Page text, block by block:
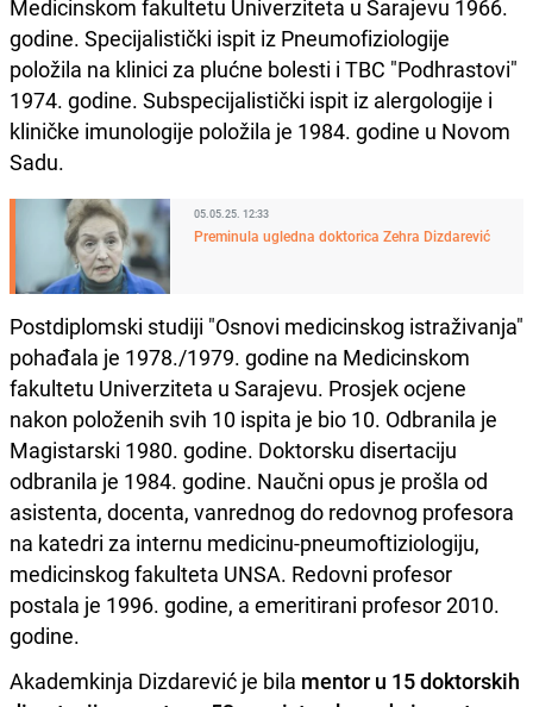
Medicinskom fakultetu Univerziteta u Sarajevu 1966.
godine. Specijalistički ispit iz Pneumofiziologije
položila na klinici za plućne bolesti i TBC "Podhrastovi"
1974. godine. Subspecijalistički ispit iz alergologije i
kliničke imunologije položila je 1984. godine u Novom
Sadu.
05.05.25. 12:33
Preminula ugledna doktorica Zehra Dizdarević
Postdiplomski studiji "Osnovi medicinskog istraživanja"
pohađala je 1978./1979. godine na Medicinskom
fakultetu Univerziteta u Sarajevu. Prosjek ocjene
nakon položenih svih 10 ispita je bio 10. Odbranila je
Magistarski 1980. godine. Doktorsku disertaciju
odbranila je 1984. godine. Naučni opus je prošla od
asistenta, docenta, vanrednog do redovnog profesora
na katedri za internu medicinu-pneumoftiziologiju,
medicinskog fakulteta UNSA. Redovni profesor
postala je 1996. godine, a emeritirani profesor 2010.
godine.
Akademkinja Dizdarević je bila mentor u 15 doktorskih